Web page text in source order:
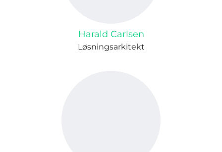
Harald Carlsen
Løsningsarkitekt